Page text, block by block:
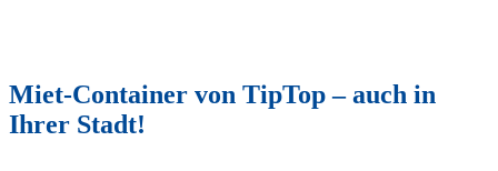
Miet-Container von TipTop – auch in
Ihrer Stadt!